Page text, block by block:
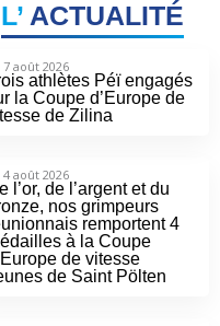
L’ACTUALITÉ
7 août 2026
athlètes Péï engagés
la Coupe d’Europe de
de Zilina
4 août 2026
l’or, de l’argent et du
nos grimpeurs
remportent 4
à la Coupe
de vitesse
de Saint Pölten